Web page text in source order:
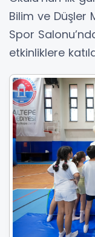
Bilim ve Düşler
Spor
etkinliklere